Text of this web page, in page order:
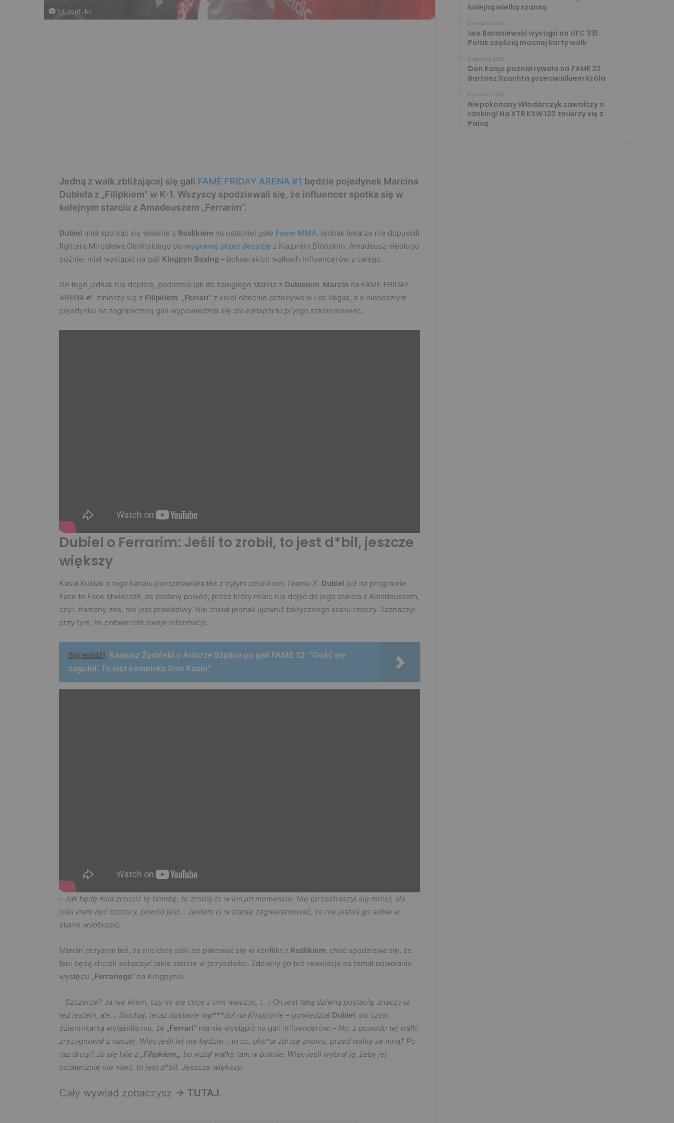
fot. YouTube
Jedną z walk zbliżającej się gali FAME FRIDAY ARENA #1 będzie pojedynek Marcina
Dubiela z „Filipkiem” w K-1. Wszyscy spodziewali się, że influencer spotka się w
kolejnym starciu z Amadeuszem „Ferrarim”.
Dubiel miał spotkać się właśnie z Roślikiem na ostatniej gale Fame MMA, jednak lekarze nie dopuścili
fightera Mirosława Oknińskiego po wygranej przez decyzję z Kacprem Błońskim. Amadeusz niedługo
później miał wystąpić na gali Kingpyn Boxing – bokserskich walkach influencerów z całego.
Do tego jednak nie dojdzie, podobnie jak do zaległego starcia z Dubielem. Marcin na FAME FRIDAY
ARENA #1 zmierzy się z Filipkiem. „Ferrari” z kolei obecnie przebywa w Las Vegas, a o niedoszłym
pojedynku na zagranicznej gali wypowiedział się dla Fansportu.pl jego szkoleniowiec.
Dubiel o Ferrarim: Jeśli to zrobił, to jest d*bil, jeszcze
większy
Kasia Kubiak z tego kanału porozmawiała też z byłym członkiem Teamu X. Dubiel już na programie
Face to Face stwierdził, że podany powód, przez który miało nie dojść do jego starcia z Amadeuszem,
czyli złamany nos, nie jest prawdziwy. Nie chciał jednak ujawnić faktycznego stanu rzeczy. Zaznaczył
przy tym, że potwierdził swoje informacje.
Sprawdź! Kasjusz Życiński o Arturze Szpilce po gali FAME 12: "Gość się
zagubił. To jest kompleks Don Kasjo"
– Jak będę miał zrzucić tę bombę, to zrobię to w innym momencie. Nie [przestraszył się mnie], ale
jeśli mam być szczery, powód jest… Jestem ci w stanie zagwarantować, że nie jesteś go sobie w
stanie wyobrazić.
Marcin przyznał też, że nie chce póki co pakować się w konflikt z Roślikiem, choć spodziewa się, że
fani będą chcieli zobaczyć takie starcie w przyszłości. Zdziwiły go też rewelacje na temat odwołania
występu
„Ferrariego” na Kingpynie.
– Szczerze? Ja nie wiem, czy mi się chce z nim walczyć. (…) On jest taką dziwną postacią, znaczy ja
też jestem, ale… Słuchaj, teraz dostanie wp***dol na Kingpynie – powiedział Dubiel, po czym
dziennikarka wyjaśniła mu, że
„Ferrari” ma nie wystąpić na gali influencerów. – No, z powodu tej walki
zrezygnował z naszej. Więc jeśli jej nie będzie… to co, obs*ał zbroję znowu, przed walką ze mną? Po
raz drugi? Ja się biję z „Filipkiem
, bo wziął walkę tam w boksie. Więc jeśli wybrał ją, żeby jej
ostatecznie nie mieć, to jest d*bil. Jeszcze większy.
Cały wywiad zobaczysz -> TUTAJ.
kolejną wielką szansą
6 sierpnia 2026
Iwo Baraniewski wystąpi na UFC 331.
Polak częścią mocnej karty walk
6 sierpnia 2026
Don Kasjo poznał rywala na FAME 32.
Bartosz Szachta przeciwnikiem Króla
6 sierpnia 2026
Niepokonany Włodarczyk zawalczy o
ranking! Na XTB KSW 122 zmierzy się z
Paivą